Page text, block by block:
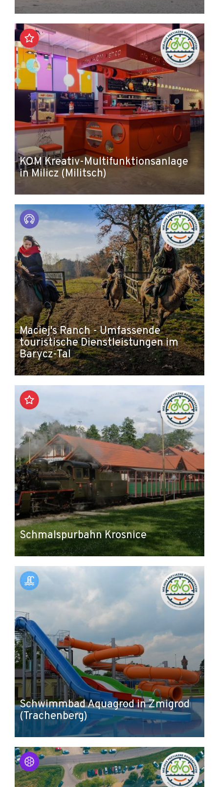
KOM Kreativ-Multifunktionsanlage
in Milicz (Militsch)
Maciej's Ranch - Umfassende
touristische Dienstleistungen im
Barycz-Tal
Schmalspurbahn Krosnice
Schwimmbad Aquagrod in Zmigrod
(Trachenberg)